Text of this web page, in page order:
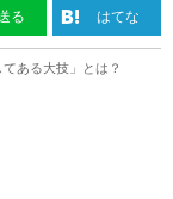
る はてな
ある大技」とは？